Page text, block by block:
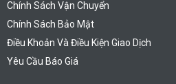
Chính Sách Vận Chuyển
Chính Sách Bảo Mật
Điều Khoản Và Điều Kiện Giao Dịch
Yêu Cầu Báo Giá